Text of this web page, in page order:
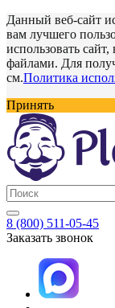
Данный веб-сайт
вам лучшего
использовать
файлами. Для
см.Политика
Принять
8 (800) 511-05-45
Заказать звонок